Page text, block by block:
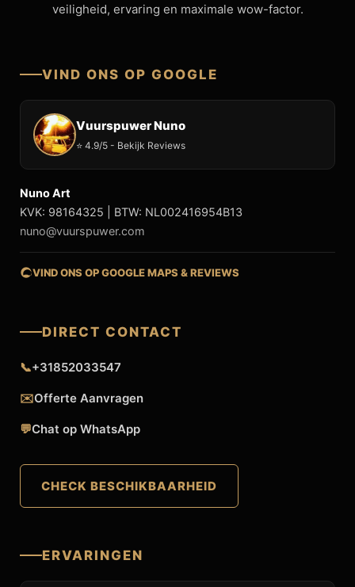
veiligheid, ervaring en maximale wow-factor.
VIND ONS OP GOOGLE
Vuurspuwer Nuno
⭐ 4.9/5 - Bekijk Reviews
Nuno Art
KVK: 98164325 | BTW: NL002416954B13
nuno@vuurspuwer.com
VIND ONS OP GOOGLE MAPS & REVIEWS
DIRECT CONTACT
📞+31852033547
✉️Offerte Aanvragen
💬Chat op WhatsApp
CHECK BESCHIKBAARHEID
ERVARINGEN